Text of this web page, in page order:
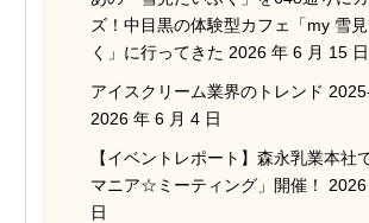
ズ！中目黒の体験型カフェ「my 雪
く」に行ってきた 2026 年 6 月 15 日
アイスクリーム業界のトレンド
2026 年 6 月 4 日
【イベントレポート】森永乳業本社
マニア☆ミーティング」開催！
日